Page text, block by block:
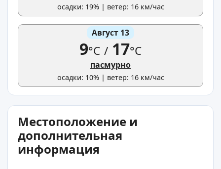
осадки: 19% | ветер: 16 км/час
Август 13
9°C / 17°C
пасмурно
осадки: 10% | ветер: 16 км/час
Местоположение и
дополнительная
информация